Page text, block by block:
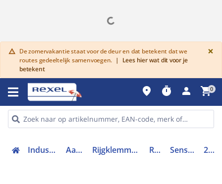
warning De zomervakantie staat voor de deur en dat betekent dat we
routes gedeeltelijk samenvoegen. |
Lees hier wat dit voor je
betekent
×
place timer person shopping_cart0
Industriele componenten Aansluittechniek Rijgklemmen, klemmen en toebehoren Rijgklemmen Sensor / actorrijgklem 2715979